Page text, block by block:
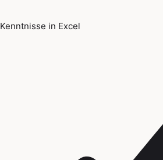
Kenntnisse in Excel